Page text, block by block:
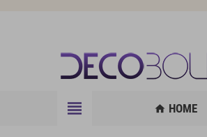
view_headline home HOME